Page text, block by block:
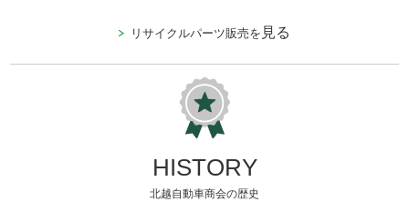
リサイクルパーツ販売を 見る
HISTORY
北越自動車商会の歴史